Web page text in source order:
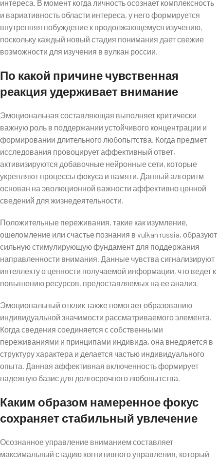
интереса. В момент когда личность осознает комплексность
и вариативность области интереса, у него формируется
внутренняя побуждение к продолжающемуся изучению,
поскольку каждый новый стадия понимания дает свежие
возможности для изучения в вулкан россии.
По какой причине чувственная
реакция удерживает внимание
Эмоциональная составляющая выполняет критически
важную роль в поддержании устойчивого концентрации и
формировании длительного любопытства. Когда предмет
исследования провоцирует аффективный ответ,
активизируются добавочные нейронные сети, которые
укрепляют процессы фокуса и памяти. Данный алгоритм
основан на эволюционной важности аффективно ценной
сведений для жизнедеятельности.
Положительные переживания, такие как изумление,
ошеломление или счастье познания в vulkan russia, образуют
сильную стимулирующую фундамент для поддержания
направленности внимания. Данные чувства сигнализируют
интеллекту о ценности получаемой информации, что ведет к
повышению ресурсов, предоставляемых на ее анализ.
Эмоциональный отклик также помогает образованию
индивидуальной значимости рассматриваемого элемента.
Когда сведения соединяется с собственными
переживаниями и принципами индивида, она внедряется в
структуру характера и делается частью индивидуального
опыта. Данная аффективная включенность формирует
надежную базис для долгосрочного любопытства.
Каким образом намеренное фокус
сохраняет стабильный увлечение
Осознанное управление вниманием составляет
максимальный стадию когнитивного управления, который